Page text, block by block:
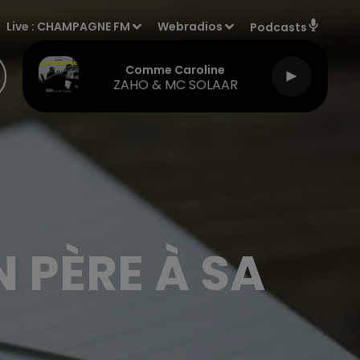
Live : CHAMPAGNE FM Webradios Podcasts
Comme Caroline
ZAHO & MC SOLAAR
PÈRE À SA